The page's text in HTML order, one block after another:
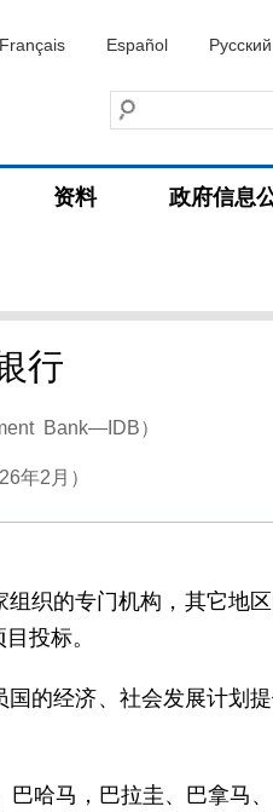
Français Español Русский
资料 政府信息
行
Bank—IDB）
年2月）
织的专门机构，其它地
投标。
的经济、社会发展计划
哈马，巴拉圭、巴拿马